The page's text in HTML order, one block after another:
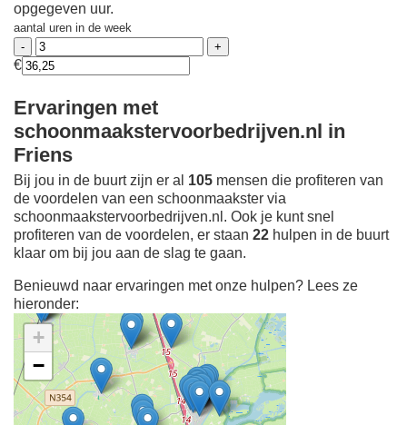
opgegeven uur.
aantal uren in de week
€
Ervaringen met
schoonmaakstervoorbedrijven.nl in
Friens
Bij jou in de buurt zijn er al 105 mensen die profiteren van
de voordelen van een schoonmaakster via
schoonmaakstervoorbedrijven.nl. Ook je kunt snel
profiteren van de voordelen, er staan 22 hulpen in de buurt
klaar om bij jou aan de slag te gaan.
Benieuwd naar ervaringen met onze hulpen? Lees ze
hieronder:
Ontdek meer ervaringen
Schoonmaakster bij
jou in de buurt
+
−